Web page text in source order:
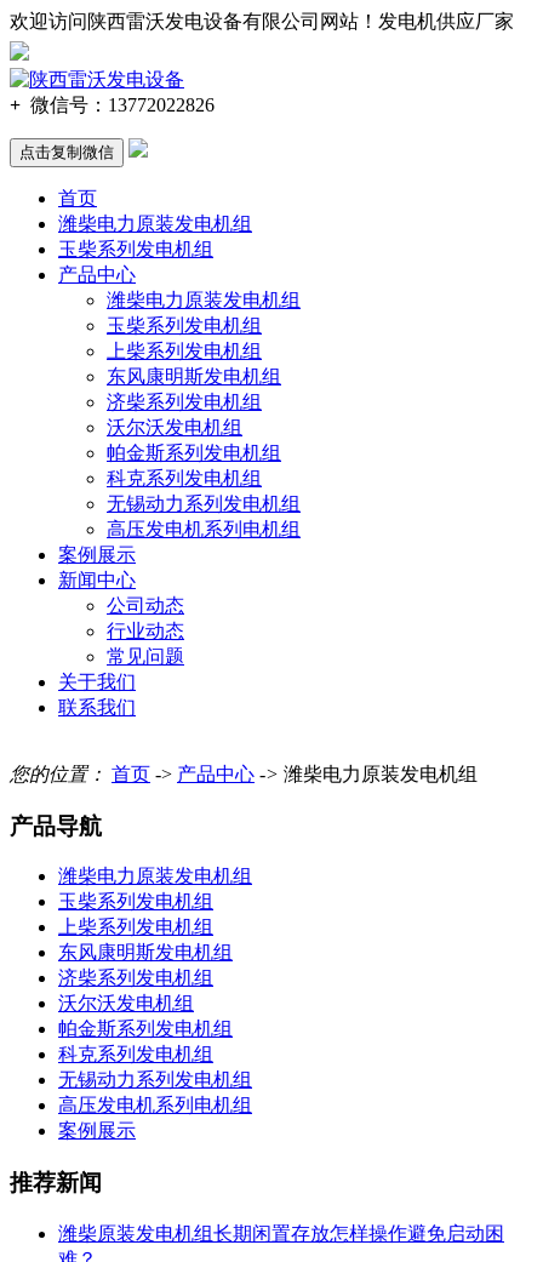
欢迎访问陕西雷沃发电设备有限公司网站！发电机供应厂家
+ 微信号： 13772022826
点击复制微信
首页
潍柴电力原装发电机组
玉柴系列发电机组
产品中心
潍柴电力原装发电机组
玉柴系列发电机组
上柴系列发电机组
东风康明斯发电机组
济柴系列发电机组
沃尔沃发电机组
帕金斯系列发电机组
科克系列发电机组
无锡动力系列发电机组
高压发电机系列电机组
案例展示
新闻中心
公司动态
行业动态
常见问题
关于我们
联系我们
您的位置： 首页 -> 产品中心 -> 潍柴电力原装发电机组
产品导航
潍柴电力原装发电机组
玉柴系列发电机组
上柴系列发电机组
东风康明斯发电机组
济柴系列发电机组
沃尔沃发电机组
帕金斯系列发电机组
科克系列发电机组
无锡动力系列发电机组
高压发电机系列电机组
案例展示
推荐新闻
潍柴原装发电机组长期闲置存放怎样操作避免启动困